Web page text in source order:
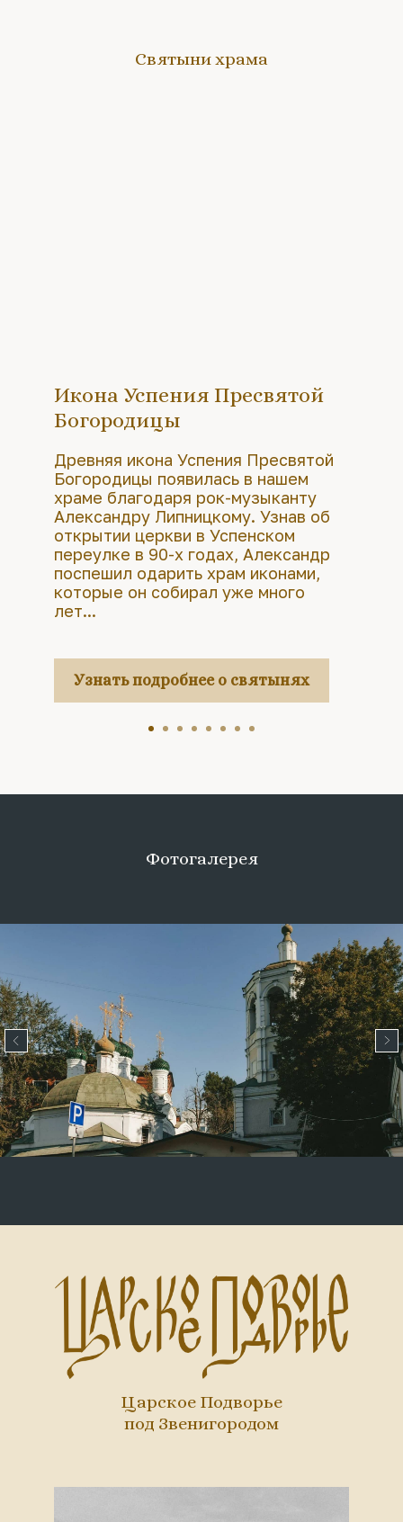
Святыни храма
Икона Успения Пресвятой
Богородицы
Древняя икона Успения Пресвятой
Богородицы появилась в нашем
храме благодаря рок-музыканту
Александру Липницкому. Узнав об
открытии церкви в Успенском
переулке в 90-х годах, Александр
поспешил одарить храм иконами,
которые он собирал уже много
лет...
Узнать подробнее о святынях
Фотогалерея
Царское Подворье
под Звенигородом